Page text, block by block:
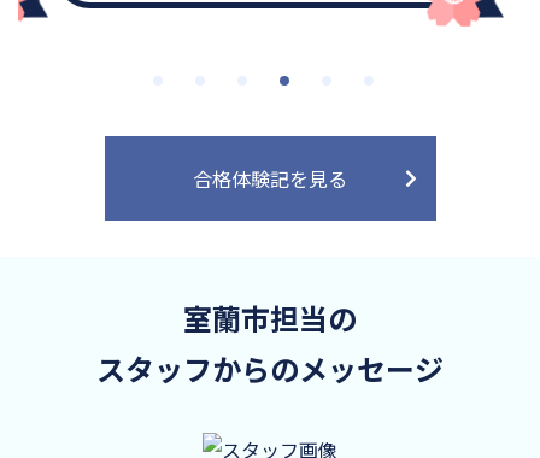
合格体験記を見る
室蘭市担当の
スタッフからのメッセージ